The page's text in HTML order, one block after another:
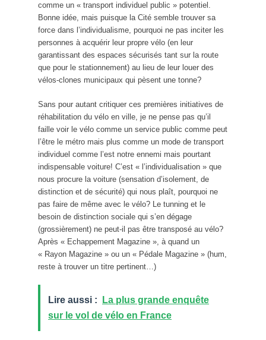
comme un « transport individuel public » potentiel.
Bonne idée, mais puisque la Cité semble trouver sa
force dans l’individualisme, pourquoi ne pas inciter les
personnes à acquérir leur propre vélo (en leur
garantissant des espaces sécurisés tant sur la route
que pour le stationnement) au lieu de leur louer des
vélos-clones municipaux qui pèsent une tonne?
Sans pour autant critiquer ces premières initiatives de
réhabilitation du vélo en ville, je ne pense pas qu’il
faille voir le vélo comme un service public comme peut
l’être le métro mais plus comme un mode de transport
individuel comme l’est notre ennemi mais pourtant
indispensable voiture! C’est « l’individualisation » que
nous procure la voiture (sensation d’isolement, de
distinction et de sécurité) qui nous plaît, pourquoi ne
pas faire de même avec le vélo? Le tunning et le
besoin de distinction sociale qui s’en dégage
(grossièrement) ne peut-il pas être transposé au vélo?
Après « Echappement Magazine », à quand un
« Rayon Magazine » ou un « Pédale Magazine » (hum,
reste à trouver un titre pertinent…)
Lire aussi :
La plus grande enquête
sur le vol de vélo en France